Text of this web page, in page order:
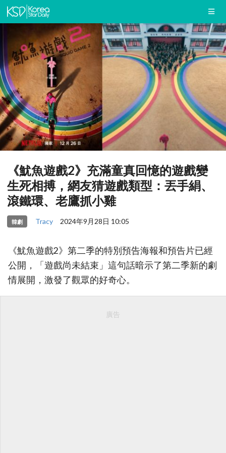
《魷魚遊戲2》充滿童真回憶的遊戲變
生死相搏，網友猜遊戲類型：丟手絹、
滾鐵環、老鷹抓小雞
韓劇 Tracy 2024年9月28日 10:05
《魷魚遊戲2》第二季的特別預告海報和預告片已經
公開，「遊戲尚未結束」這句話暗示了第二季新的劇
情展開，激發了觀眾的好奇心。
廣告